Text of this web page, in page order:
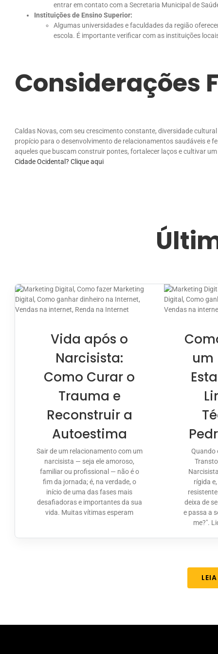
entrar em contato com a Secretaria Municipal de
Instituições de Ensino Superior:
Algumas universidades e faculdades da região
escola. É importante verificar com as instituições
Considerações
Caldas Novas, com seu crescimento constante, diversidade
propício para o desenvolvimento de relacionamentos saudáveis e
aqueles que buscam construir pontes, fortalecer laços e cultivar
Cidade Ocidental? Clique aqui
Vida após o
Narcisista:
Como Curar o
Trauma e
Reconstruir a
Autoestima
Sair de um relacionamento com um
narcisista — seja ele amoroso,
familiar ou profissional — não é o
fim da jornada; é, na verdade, o
início de uma das fases mais
desafiadoras e importantes da sua
vida. Muitas vítimas esperam
um
Quando
rígida
deixa de
e passa a
me?".